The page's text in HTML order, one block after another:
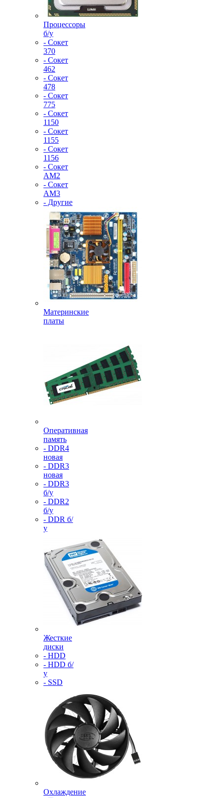
Процессоры
б/у
- Сокет
370
- Сокет
462
- Сокет
478
- Сокет
775
- Сокет
1150
- Сокет
1155
- Сокет
1156
- Сокет
AM2
- Сокет
AM3
- Другие
Материнские
платы
Оперативная
память
- DDR4
новая
- DDR3
новая
- DDR3
б/у
- DDR2
б/у
- DDR б/
у
Жесткие
диски
- HDD
- HDD б/
у
- SSD
Охлаждение